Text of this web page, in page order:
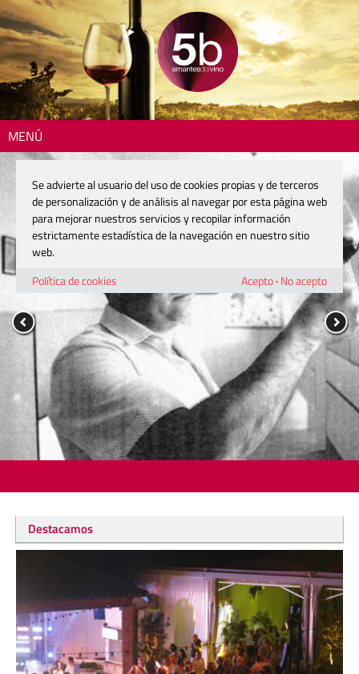
MENÚ
Destacamos
Se advierte al usuario del uso de cookies propias y de terceros
de personalización y de análisis al navegar por esta página web
para mejorar nuestros servicios y recopilar información
estrictamente estadística de la navegación en nuestro sitio
web.
Política de cookies
Acepto· No acepto